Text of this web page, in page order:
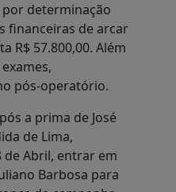
determinação
financeiras de arcar
R$ 57.800,00. Além
pós-operatório.
a prima de José
de Lima,
Abril, entrar em
Barbosa para